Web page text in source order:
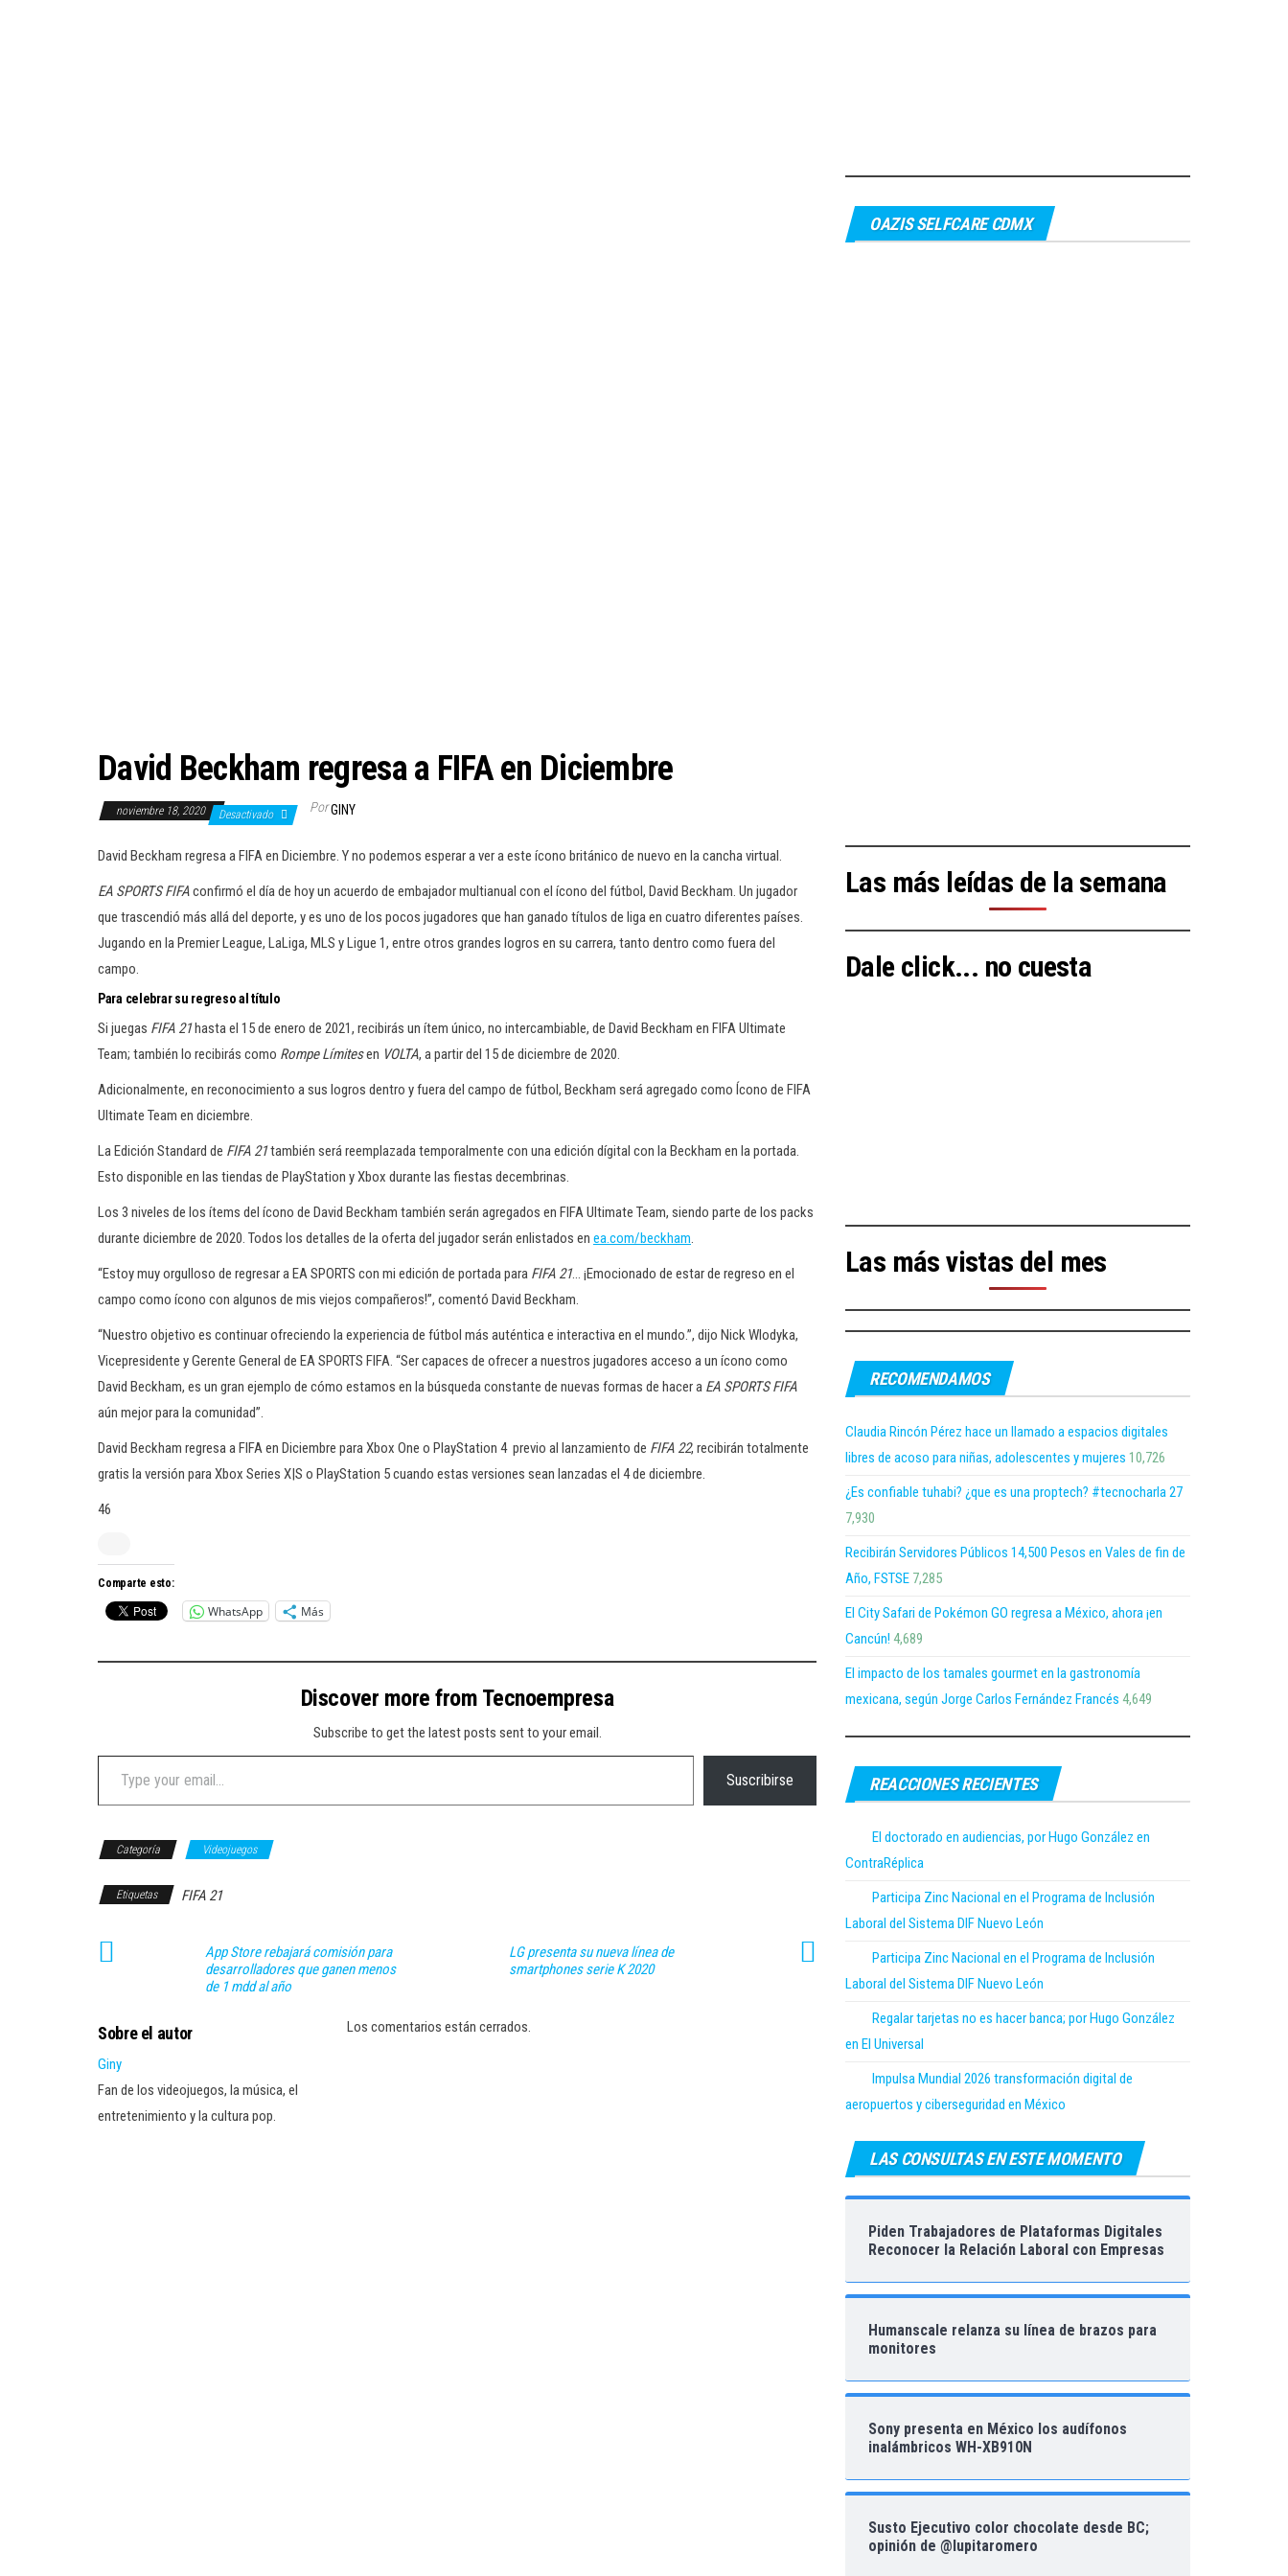
David Beckham regresa a FIFA en Diciembre
noviembre 18, 2020 Desactivado PorGINY
David Beckham regresa a FIFA en Diciembre. Y no podemos esperar a ver a este ícono británico de nuevo en la cancha virtual.
EA SPORTS FIFAconfirmó el día de hoy un acuerdo de embajador multianual con el ícono del fútbol, David Beckham. Un jugador
que trascendió más allá del deporte, y es uno de los pocos jugadores que han ganado títulos de liga en cuatro diferentes países.
Jugando en la Premier League, LaLiga, MLS y Ligue 1, entre otros grandes logros en su carrera, tanto dentro como fuera del
campo.
Para celebrar su regreso al título
Si juegas FIFA 21hasta el 15 de enero de 2021, recibirás un ítem único, no intercambiable, de David Beckham en FIFA Ultimate
Team; también lo recibirás como Rompe Límitesen VOLTA, a partir del 15 de diciembre de 2020.
Adicionalmente, en reconocimiento a sus logros dentro y fuera del campo de fútbol, Beckham será agregado como Ícono de FIFA
Ultimate Team en diciembre.
La Edición Standard de FIFA 21también será reemplazada temporalmente con una edición dígital con la Beckham en la portada.
Esto disponible en las tiendas de PlayStation y Xbox durante las fiestas decembrinas.
Los 3 niveles de los ítems del ícono de David Beckham también serán agregados en FIFA Ultimate Team, siendo parte de los packs
durante diciembre de 2020. Todos los detalles de la oferta del jugador serán enlistados en ea.com/beckham.
“Estoy muy orgulloso de regresar a EA SPORTS con mi edición de portada para FIFA 21… ¡Emocionado de estar de regreso en el
campo como ícono con algunos de mis viejos compañeros!”, comentó David Beckham.
“Nuestro objetivo es continuar ofreciendo la experiencia de fútbol más auténtica e interactiva en el mundo.”, dijo Nick Wlodyka,
Vicepresidente y Gerente General de EA SPORTS FIFA. “Ser capaces de ofrecer a nuestros jugadores acceso a un ícono como
David Beckham, es un gran ejemplo de cómo estamos en la búsqueda constante de nuevas formas de hacer a EA SPORTS FIFA
aún mejor para la comunidad”.
David Beckham regresa a FIFA en Diciembre para Xbox One o PlayStation 4 previo al lanzamiento de FIFA 22, recibirán totalmente
gratis la versión para Xbox Series X|S o PlayStation 5 cuando estas versiones sean lanzadas el 4 de diciembre.
46
Comparte esto:
WhatsApp Más
Discover more from Tecnoempresa
Subscribe to get the latest posts sent to your email.
Type your email…
Suscribirse
Categoría Videojuegos
Etiquetas FIFA 21
App Store rebajará comisión para
desarrolladores que ganen menos
de 1 mdd al año
LG presenta su nueva línea de
smartphones serie K 2020
Sobre el autor
Giny
Fan de los videojuegos, la música, el
entretenimiento y la cultura pop.
Los comentarios están cerrados.
OAZIS SELFCARE CDMX
Las más leídas de la semana
Dale click... no cuesta
Las más vistas del mes
RECOMENDAMOS
Claudia Rincón Pérez hace un llamado a espacios digitales
libres de acoso para niñas, adolescentes y mujeres 10,726
¿Es confiable tuhabi? ¿que es una proptech? #tecnocharla 27
7,930
Recibirán Servidores Públicos 14,500 Pesos en Vales de fin de
Año, FSTSE 7,285
El City Safari de Pokémon GO regresa a México, ahora ¡en
Cancún! 4,689
El impacto de los tamales gourmet en la gastronomía
mexicana, según Jorge Carlos Fernández Francés 4,649
REACCIONES RECIENTES
El doctorado en audiencias, por Hugo González en
ContraRéplica
Participa Zinc Nacional en el Programa de Inclusión
Laboral del Sistema DIF Nuevo León
Participa Zinc Nacional en el Programa de Inclusión
Laboral del Sistema DIF Nuevo León
Regalar tarjetas no es hacer banca; por Hugo González
en El Universal
Impulsa Mundial 2026 transformación digital de
aeropuertos y ciberseguridad en México
LAS CONSULTAS EN ESTE MOMENTO
Piden Trabajadores de Plataformas Digitales
Reconocer la Relación Laboral con Empresas
Humanscale relanza su línea de brazos para
monitores
Sony presenta en México los audífonos
inalámbricos WH-XB910N
Susto Ejecutivo color chocolate desde BC;
opinión de @lupitaromero